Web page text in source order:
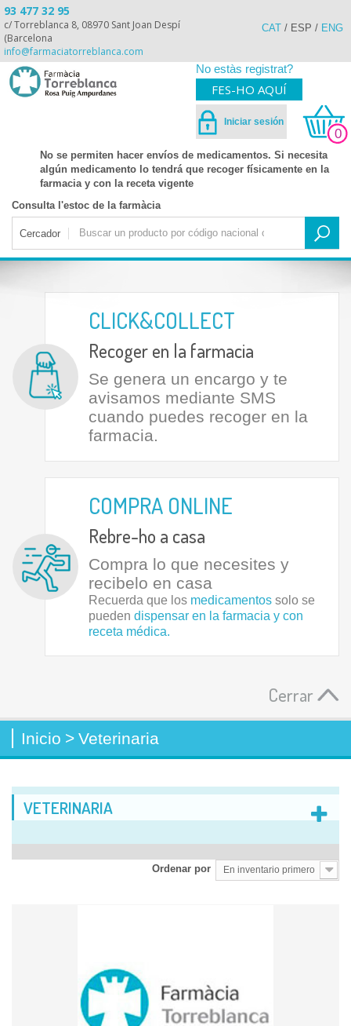
93 477 32 95
c/ Torreblanca 8, 08970 Sant Joan Despí
(Barcelona
info@farmaciatorreblanca.com
CAT / ESP / ENG
No estàs registrat?
FES-HO AQUÍ
Iniciar sesión
0
No se permiten hacer envíos de medicamentos. Si necesita
algún medicamento lo tendrá que recoger físicamente en la
farmacia y con la receta vigente
Consulta l'estoc de la farmàcia
Cercador
CLICK&COLLECT
Recoger en la farmacia
Se genera un encargo y te
avisamos mediante SMS
cuando puedes recoger en la
farmacia.
COMPRA ONLINE
Rebre-ho a casa
Compra lo que necesites y
recibelo en casa
Recuerda que los medicamentos solo se
pueden dispensar en la farmacia y con
receta médica.
Cerrar
Inicio > Veterinaria
VETERINARIA
Ordenar por En inventario primero